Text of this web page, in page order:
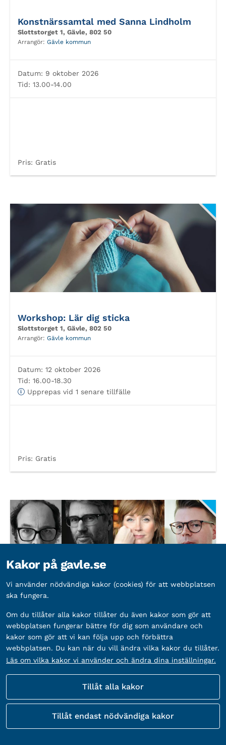
Konstnärssamtal med Sanna Lindholm
Slottstorget 1, Gävle, 802 50
Arrangör: Gävle kommun
Datum: 9 oktober 2026
Tid: 13.00-14.00
Pris: Gratis
Workshop: Lär dig sticka
Slottstorget 1, Gävle, 802 50
Arrangör: Gävle kommun
Datum: 12 oktober 2026
Tid: 16.00-18.30
Upprepas vid 1 senare tillfälle
Pris: Gratis
Samtalsserie: Den vita valen återvänder
Slottstorget 1, Gävle, 802 50
Arrangör:Folkteatern Gävleborg,Gävle kommun
Datum:14 oktober 2026
Tid:19.00-20.00
Upprepas vid 2 senare tillfällen
Kakor på gavle.se
Vi använder nödvändiga kakor (cookies) för att webbplatsen
ska fungera.
Om du tillåter alla kakor tillåter du även kakor som gör att
webbplatsen fungerar bättre för dig som användare och
kakor som gör att vi kan följa upp och förbättra
webbplatsen. Du kan när du vill ändra vilka kakor du tillåter.
Läs om vilka kakor vi använder och ändra dina inställningar.
Tillåt alla kakor
Tillåt endast nödvändiga kakor